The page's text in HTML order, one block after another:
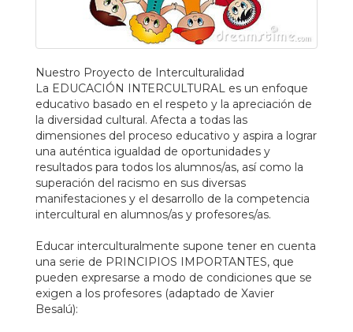
Nuestro Proyecto de Interculturalidad
La EDUCACIÓN INTERCULTURAL es un enfoque
educativo basado en el respeto y la apreciación de
la diversidad cultural. Afecta a todas las
dimensiones del proceso educativo y aspira a lograr
una auténtica igualdad de oportunidades y
resultados para todos los alumnos/as, así como la
superación del racismo en sus diversas
manifestaciones y el desarrollo de la competencia
intercultural en alumnos/as y profesores/as.
Educar interculturalmente supone tener en cuenta
una serie de PRINCIPIOS IMPORTANTES, que
pueden expresarse a modo de condiciones que se
exigen a los profesores (adaptado de Xavier
Besalú):